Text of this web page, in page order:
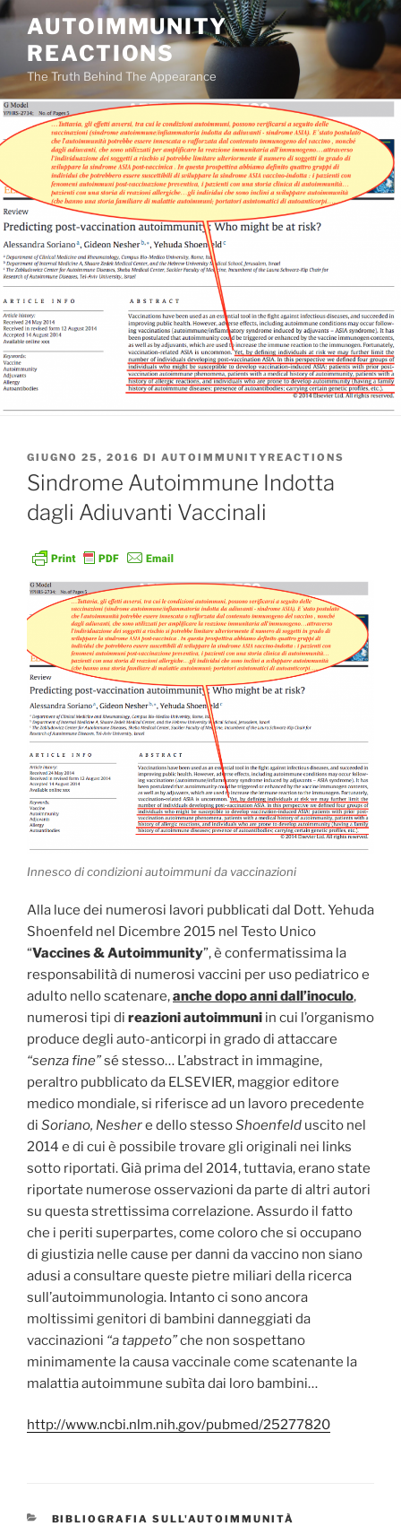
Salta
contenuto
AUTOIMMUNITY
REACTIONS
The Truth Behind The Appearance
PUBBLICATO
IL
GIUGNO 25, 2016 DI AUTOIMMUNITYREACTIONS
Sindrome Autoimmune Indotta
dagli Adiuvanti Vaccinali
Innesco di condizioni autoimmuni da vaccinazioni
Alla luce dei numerosi lavori pubblicati dal Dott. Yehuda
Shoenfeld nel Dicembre 2015 nel Testo Unico
“Vaccines & Autoimmunity”, è confermatissima la
responsabilità di numerosi vaccini per uso pediatrico e
adulto nello scatenare,anche dopo anni dall’inoculo,
numerosi tipi di reazioni autoimmuni in cui l’organismo
produce degli auto-anticorpi in grado di attaccare
“senza fine”sé stesso… L’abstract in immagine,
peraltro pubblicato da ELSEVIER, maggior editore
medico mondiale, si riferisce ad un lavoro precedente
di Soriano, Neshere dello stessoShoenfeld uscito nel
2014 e di cui è possibile trovare gli originali nei links
sotto riportati. Già prima del 2014, tuttavia, erano state
riportate numerose osservazioni da parte di altri autori
su questa strettissima correlazione. Assurdo il fatto
che i periti superpartes, come coloro che si occupano
di giustizia nelle cause per danni da vaccino non siano
adusi a consultare queste pietre miliari della ricerca
sull’autoimmunologia. Intanto ci sono ancora
moltissimi genitori di bambini danneggiati da
vaccinazioni “a tappeto”che non sospettano
minimamente la causa vaccinale come scatenante la
malattia autoimmune subìta dai loro bambini…
http://www.ncbi.nlm.nih.gov/pubmed/25277820
CATEGORIE
BIBLIOGRAFIA SULL'AUTOIMMUNITÀ